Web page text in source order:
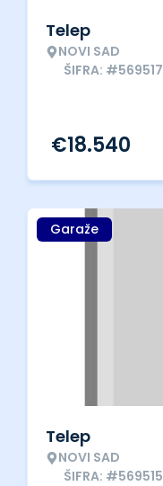
Telep
NOVI SAD
ŠIFRA: #569517
€18.540
Garaže
Telep
NOVI SAD
ŠIFRA: #569515